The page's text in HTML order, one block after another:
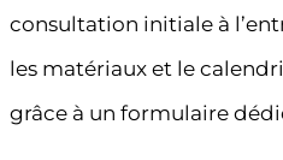
consultation initiale à
les matériaux et le
grâce à un formulaire